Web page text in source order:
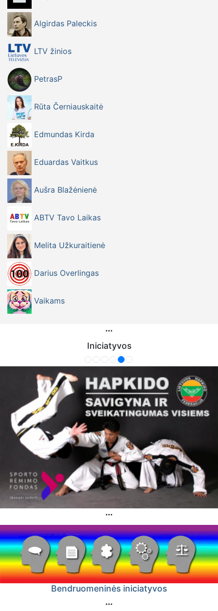
Algirdas Paleckis
LTV žinios
PetrasP
Rūta Černiauskaitė
Edmundas Kirda
Eduardas Vaitkus
Aušra Blažėnienė
ABTV Tavo Laikas
Melita Užkuraitienė
Darius Overlingas
Vaikams
Iniciatyvos
Bendruomeninės iniciatyvos